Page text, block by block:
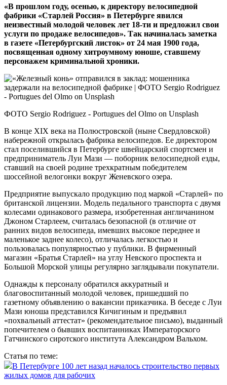
«В прошлом году, осенью, к директору велосипедной
фабрики «Старлей Россия» в Петербурге явился
неизвестный молодой человек лет 18‑ти и предложил свои
услуги по продаже велосипедов». Так начиналась заметка
в газете «Петербургский листок» от 24 мая 1900 года,
посвященная одному хитроумному юноше, ставшему
персонажем криминальной хроники.
ФОТО Sergio Rodriguez - Portugues del Olmo on Unsplash
В конце XIX века на Полюстровской (ныне Свердловской)
набережной открылась фабрика велосипедов. Ее директором
стал поселившийся в Петербурге швейцарский спортсмен и
предприниматель Луи Мази — поборник велосипедной езды,
ставший на своей родине трехкратным победителем
шоссейной велогонки вокруг Женевского озера.
Предприятие выпускало продукцию под маркой «Старлей» по
британской лицензии. Модель педального транспорта с двумя
колесами одинакового размера, изобретенная англичанином
Джоном Старлеем, считалась безопасной (в отличие от
ранних видов велосипеда, имевших высокое переднее и
маленькое заднее колесо), отличалась легкостью и
пользовалась популярностью у публики. В фирменный
магазин «Братья Старлей» на углу Невского проспекта и
Большой Морской улицы регулярно заглядывали покупатели.
Однажды к персоналу обратился аккуратный и
благовоспитанный молодой человек, пришедший по
газетному объявлению о вакансии приказчика. В беседе с Луи
Мази юноша представился Кичигиным и предъявил
«похвальный аттестат» (рекомендательное письмо), выданный
попечителем о бывших воспитанниках Императорского
Гатчинского сиротского института Александром Вальхом.
Статья по теме:
В Петербурге 100 лет назад началось строительство первых
жилых домов для рабочих